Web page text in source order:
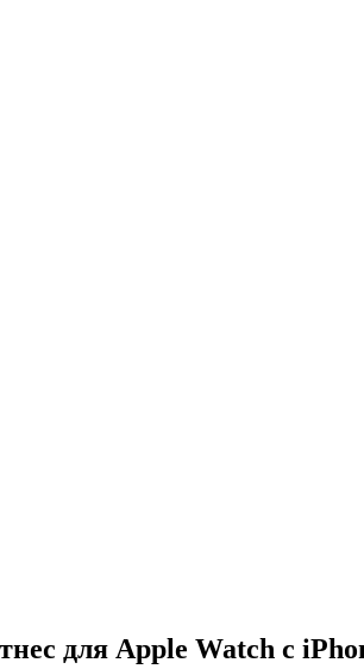
для Apple Watch с